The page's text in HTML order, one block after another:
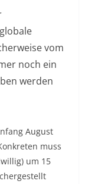
vom
noch ein
werden
August
muss
um 15